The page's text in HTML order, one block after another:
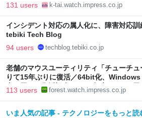
131 users k-tai.watch.impress.co.jp
インシデント対応の属人化に、障害対応
tebiki Tech Blog
94 users techblog.tebiki.co.jp
老舗のマウスユーティリティ「チューチ
りて15年ぶりに復活／64bit化、
走り回る。復活記念で2026年末まで500円
113 users forest.watch.impress.co.jp
いま人気の記事 - テクノロジーをもっと読